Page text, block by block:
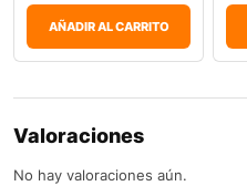
AÑADIR AL CARRITO
Valoraciones
No hay valoraciones aún.